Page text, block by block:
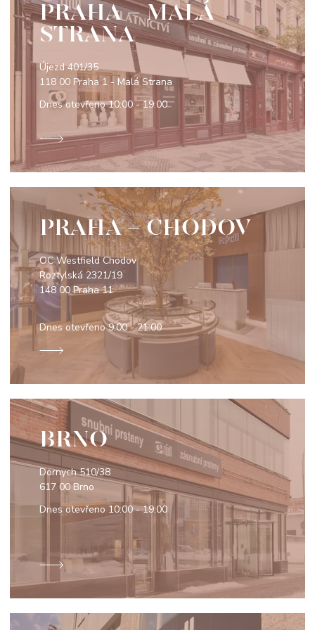
PRAHA - MALÁ
STRANA
Újezd 401/35
118 00 Praha 1 - Malá Strana
Dnes otevřeno10:00 - 19:00
PRAHA - CHODOV
OC Westfield Chodov
Roztylská 2321/19
148 00 Praha 11
Dnes otevřeno9:00 - 21:00
BRNO
Dornych 510/38
617 00 Brno
Dnes otevřeno10:00 - 19:00